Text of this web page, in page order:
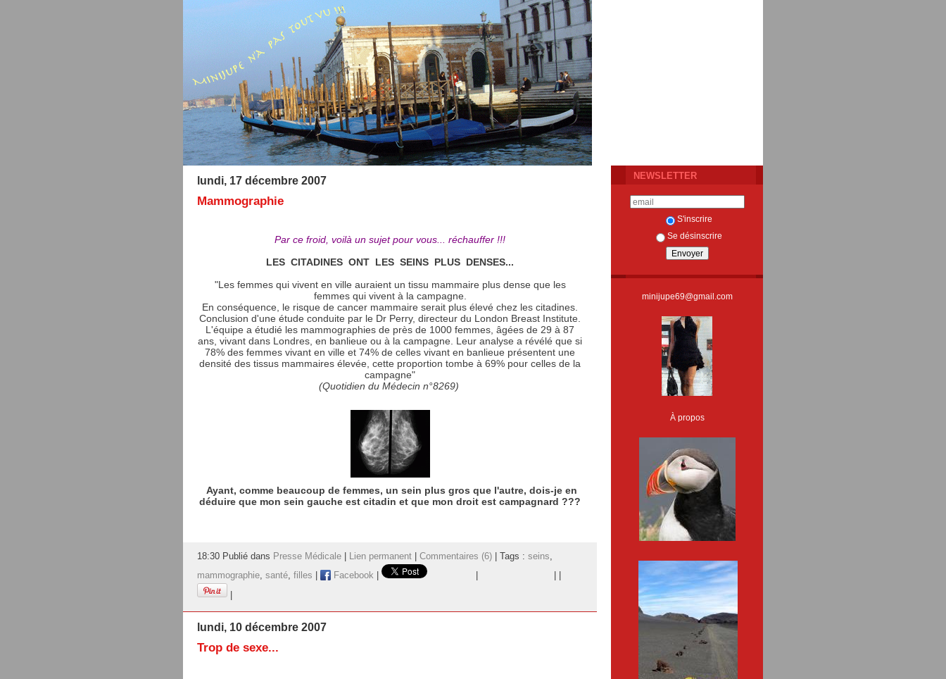
NEWSLETTER
S'inscrire
Se désinscrire
minijupe69@gmail.com
À propos
lundi, 17 décembre 2007
Mammographie
Par ce froid, voilà un sujet pour vous... réchauffer !!!
LES CITADINES ONT LES SEINS PLUS DENSES...
"Les femmes qui vivent en ville auraient un tissu mammaire plus dense que les
femmes qui vivent à la campagne.
En conséquence, le risque de cancer mammaire serait plus élevé chez les citadines.
Conclusion d'une étude conduite par le Dr Perry, directeur du London Breast Institute.
L'équipe a étudié les mammographies de près de 1000 femmes, âgées de 29 à 87
ans, vivant dans Londres, en banlieue ou à la campagne. Leur analyse a révélé que si
78% des femmes vivant en ville et 74% de celles vivant en banlieue présentent une
densité des tissus mammaires élevée, cette proportion tombe à 69% pour celles de la
campagne"
(Quotidien du Médecin n°8269)
Ayant, comme beaucoup de femmes, un sein plus gros que l'autre, dois-je en
déduire que mon sein gauche est citadin et que mon droit est campagnard ???
18:30 Publié dans Presse Médicale Lien permanent Commentaires (6) | Tags : seins
mammographie santé filles Facebook
lundi, 10 décembre 2007
Trop de sexe...